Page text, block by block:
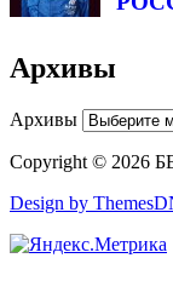
Архивы
Архивы
Copyright ©
Design by